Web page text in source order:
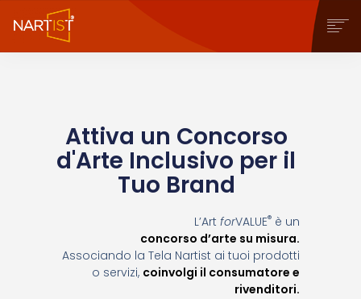
Attiva un Concorso
d'Arte Inclusivo per il
Tuo Brand
L’ArtforVALUE® è un
concorso d’arte su misura.
Associando la Tela Nartist ai tuoi prodotti
o servizi, coinvolgi il consumatore e
rivenditori.